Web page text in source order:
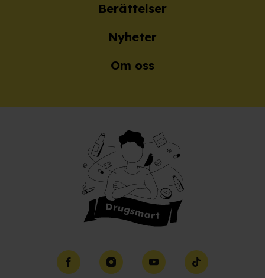
Berättelser
Nyheter
Om oss
FacebookInstagramYouTube TikTok